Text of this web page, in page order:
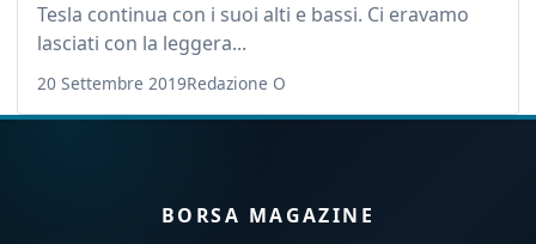
Tesla continua con i suoi alti e bassi. Ci eravamo
lasciati con la leggera...
20 Settembre 2019Redazione O
BORSA MAGAZINE